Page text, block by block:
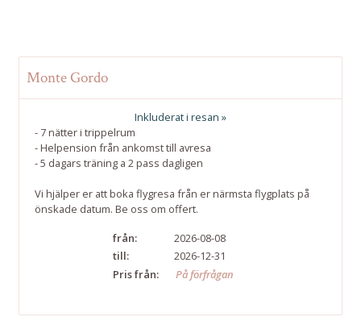
Monte Gordo
Inkluderat i resan »
- 7 nätter i trippelrum
- Helpension från ankomst till avresa
- 5 dagars träning a 2 pass dagligen
Vi hjälper er att boka flygresa från er närmsta flygplats på
önskade datum. Be oss om offert.
från:
2026-08-08
till:
2026-12-31
Pris från:
På förfrågan